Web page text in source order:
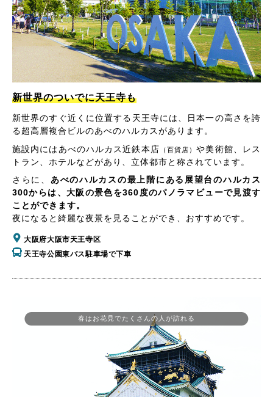
新世界のついでに天王寺も
新世界のすぐ近くに位置する天王寺には、日本一の高さを誇
る超高層複合ビルのあべのハルカスがあります。
施設内にはあべのハルカス近鉄本店 （百貨店）や美術館、レス
トラン、ホテルなどがあり、立体都市と称されています。
さらに、 あべのハルカスの最上階にある展望台のハルカス
300からは、大阪の景色を360度のパノラマビューで見渡す
ことができます。
夜になると綺麗な夜景を見ることができ、おすすめです。
大阪府大阪市天王寺区
天王寺公園東バス駐車場で下車
春はお花見でたくさんの人が訪れる